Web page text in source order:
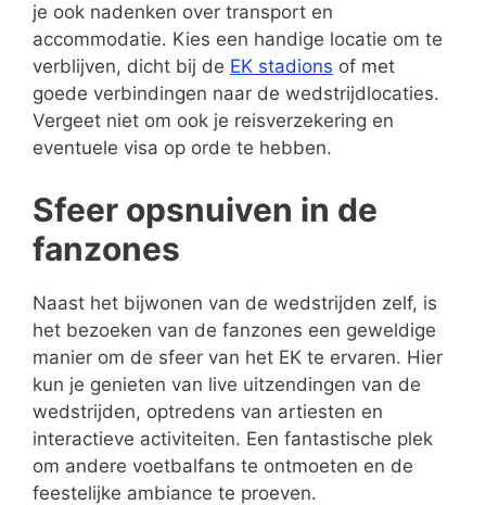
je ook nadenken over transport en
accommodatie. Kies een handige locatie om te
verblijven, dicht bij de EK stadions of met
goede verbindingen naar de wedstrijdlocaties.
Vergeet niet om ook je reisverzekering en
eventuele visa op orde te hebben.
Sfeer opsnuiven in de
fanzones
Naast het bijwonen van de wedstrijden zelf, is
het bezoeken van de fanzones een geweldige
manier om de sfeer van het EK te ervaren. Hier
kun je genieten van live uitzendingen van de
wedstrijden, optredens van artiesten en
interactieve activiteiten. Een fantastische plek
om andere voetbalfans te ontmoeten en de
feestelijke ambiance te proeven.